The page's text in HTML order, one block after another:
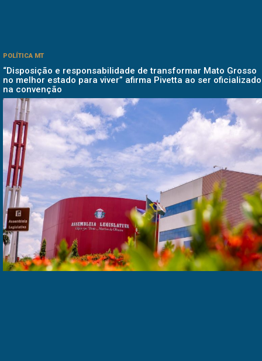
POLÍTICA MT
“Disposição e responsabilidade de transformar Mato Grosso
no melhor estado para viver” afirma Pivetta ao ser oficializado
na convenção